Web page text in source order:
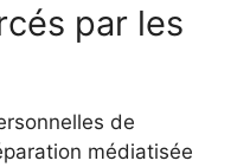
par les
de
médiatisée